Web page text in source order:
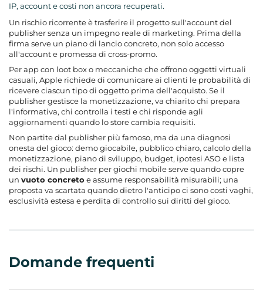
IP, account e costi non ancora recuperati.
Un rischio ricorrente è trasferire il progetto sull'account del
publisher senza un impegno reale di marketing. Prima della
firma serve un piano di lancio concreto, non solo accesso
all'account e promessa di cross-promo.
Per app con loot box o meccaniche che offrono oggetti virtuali
casuali, Apple richiede di comunicare ai clienti le probabilità di
ricevere ciascun tipo di oggetto prima dell'acquisto. Se il
publisher gestisce la monetizzazione, va chiarito chi prepara
l'informativa, chi controlla i testi e chi risponde agli
aggiornamenti quando lo store cambia requisiti.
Non partite dal publisher più famoso, ma da una diagnosi
onesta del gioco: demo giocabile, pubblico chiaro, calcolo della
monetizzazione, piano di sviluppo, budget, ipotesi ASO e lista
dei rischi. Un publisher per giochi mobile serve quando copre
un vuoto concreto e assume responsabilità misurabili; una
proposta va scartata quando dietro l'anticipo ci sono costi vaghi,
esclusività estesa e perdita di controllo sui diritti del gioco.
Domande frequenti